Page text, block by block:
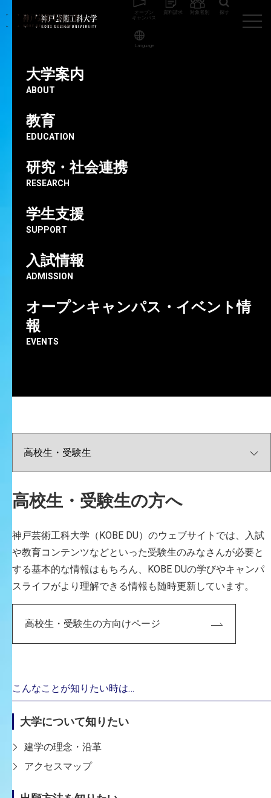
大学案内
ABOUT
教育
EDUCATION
研究・社会連携
RESEARCH
学生支援
SUPPORT
入試情報
ADMISSION
オープンキャンパス・イベント情
報
EVENTS
高校生・受験生の方へ
神戸芸術工科大学（KOBE DU）のウェブサイトでは、入試
や教育コンテンツなどといった受験生のみなさんが必要と
する基本的な情報はもちろん、KOBE DUの学びやキャンパ
スライフがより理解できる情報も随時更新しています。
高校生・受験生の方向けページ
こんなことが知りたい時は…
大学について知りたい
建学の理念・沿革
アクセスマップ
オープン
キャンパス
資料請求 対象者別 探す
Language
神戸芸術工科大学
非常勤講師
愛知東邦大学 経営学部 准教授 ／ 株式会社デンキトンボ 取
谷口正博
T
A
N
I
G
U
C
H
I
M
a
s
a
h
i
r
o
CAREER
2024年度入学の4学科名称
ビジュアルデザイン学科
2023年度入学までの7学科名称
ビジュアルデザイン学科
専門分野
映像デザイン / デザイン情報学